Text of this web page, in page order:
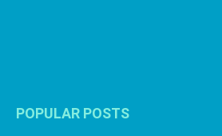
POPULAR POSTS